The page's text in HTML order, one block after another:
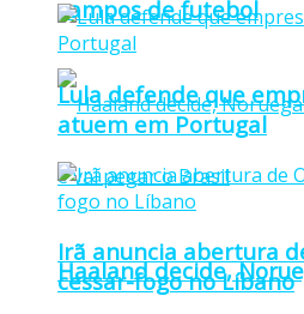
campos de futebol
Haaland decide,
Lula defende que
atuem em Portugal
Irã anuncia abertura
cessar-fogo no Líbano